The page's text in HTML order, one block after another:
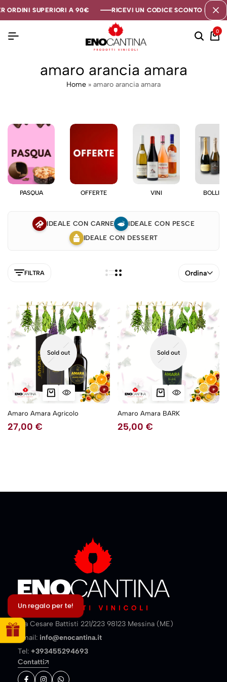
ORDINI SUPERIORI A 90€ RICEVI UN CODICE SCONTO DI 5€
ORDINI SUPERIORI A 90€ RICEVI UN CODICE SCONTO DI 5€
ORDINI SUPERIORI A 90€ RICEVI UN CODICE SCONTO DI 5€
0
amaro arancia amara
Home » amaro arancia amara
PASQUA OFFERTE VINI
IDEALE CON CARNE
IDEALE CON PESCE
IDEALE CON DESSERT
FILTRA Ordina
Sold out
Amaro Amara Agricolo
27,00 €
Sold out
Amaro Amara BARK
25,00 €
Via Cesare Battisti 221/223 98123 Messina (ME)
Email: info@enocantina.it
Tel: +393455294693
Contatti
5NEW
Un regalo per te!